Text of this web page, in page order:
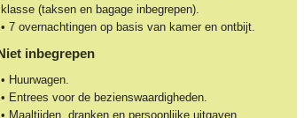
klasse (taksen en bagage inbegrepen).
• 7 overnachtingen op basis van kamer en ontbijt.
Niet inbegrepen
• Huurwagen.
• Entrees voor de bezienswaardigheden.
• Maaltijden, dranken en persoonlijke uitgaven.